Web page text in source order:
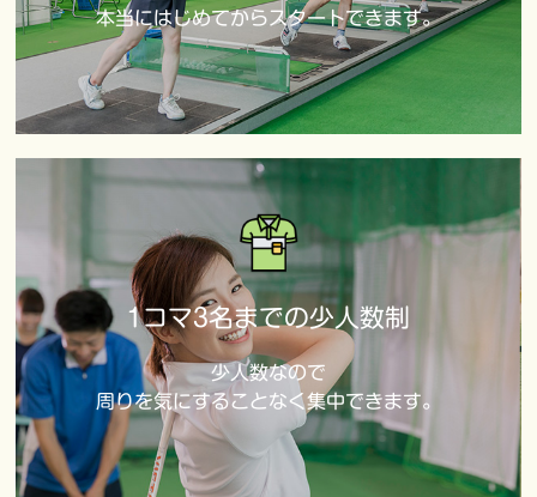
本当にはじめてからスタートできます。
1コマ3名までの少人数制
少人数なので
周りを気にすることなく集中できます。